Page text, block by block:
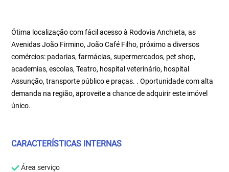
Ótima localização com fácil acesso à Rodovia Anchieta, as
Avenidas João Firmino, João Café Filho, próximo a diversos
comércios: padarias, farmácias, supermercados, pet shop,
academias, escolas, Teatro, hospital veterinário, hospital
Assunção, transporte público e praças. . Oportunidade com alta
demanda na região, aproveite a chance de adquirir este imóvel
único.
CARACTERÍSTICAS INTERNAS
Área serviço